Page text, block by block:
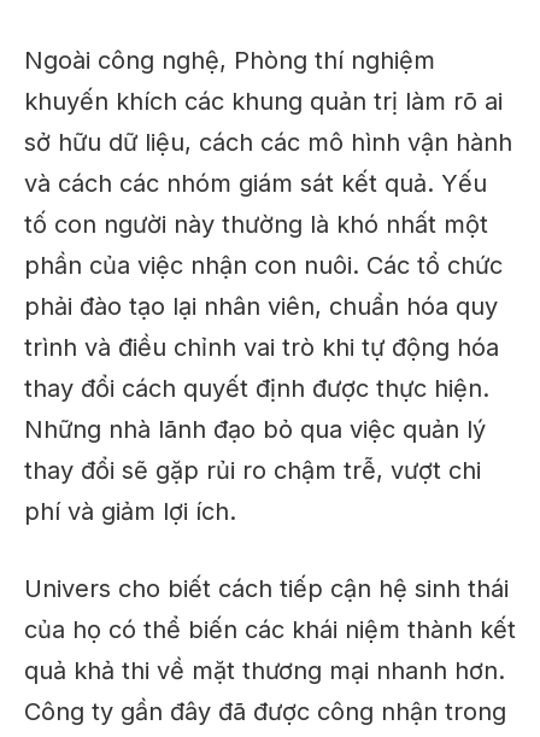
Ngoài công nghệ, Phòng thí nghiệm
khuyến khích các khung quản trị làm rõ ai
sở hữu dữ liệu, cách các mô hình vận hành
và cách các nhóm giám sát kết quả. Yếu
tố con người này thường là khó nhất một
phần của việc nhận con nuôi. Các tổ chức
phải đào tạo lại nhân viên, chuẩn hóa quy
trình và điều chỉnh vai trò khi tự động hóa
thay đổi cách quyết định được thực hiện.
Những nhà lãnh đạo bỏ qua việc quản lý
thay đổi sẽ gặp rủi ro chậm trễ, vượt chi
phí và giảm lợi ích.
Univers cho biết cách tiếp cận hệ sinh thái
của họ có thể biến các khái niệm thành kết
quả khả thi về mặt thương mại nhanh hơn.
Công ty gần đây đã được công nhận trong